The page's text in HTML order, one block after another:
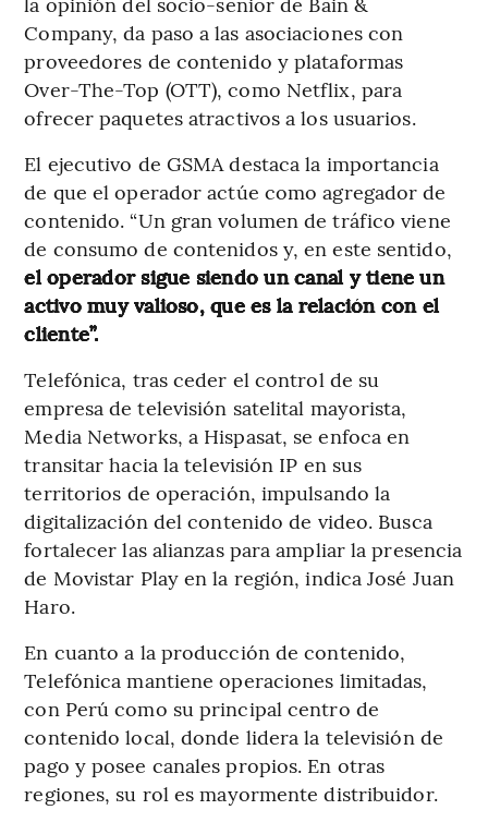
Company, da paso a las asociaciones con
proveedores de contenido y plataformas
Over-The-Top (OTT), como Netflix, para
ofrecer paquetes atractivos a los usuarios.
El ejecutivo de GSMA destaca la importancia
de que el operador actúe como agregador de
contenido. “Un gran volumen de tráfico viene
de consumo de contenidos y, en este sentido,
el operador sigue siendo un canal y tiene un
activo muy valioso, que es la relación con el
cliente”.
Telefónica, tras ceder el control de su
empresa de televisión satelital mayorista,
Media Networks, a Hispasat, se enfoca en
transitar hacia la televisión IP en sus
territorios de operación, impulsando la
digitalización del contenido de video. Busca
fortalecer las alianzas para ampliar la presencia
de Movistar Play en la región, indica José Juan
Haro.
En cuanto a la producción de contenido,
Telefónica mantiene operaciones limitadas,
con Perú como su principal centro de
contenido local, donde lidera la televisión de
pago y posee canales propios. En otras
regiones, su rol es mayormente distribuidor.